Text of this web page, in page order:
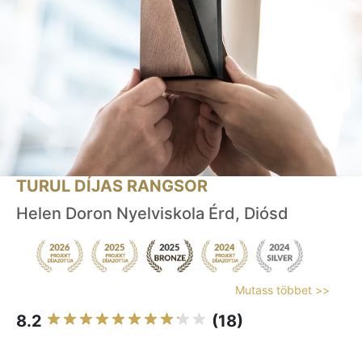
TURUL DÍJAS RANGSOR
Helen Doron Nyelviskola Érd, Diósd
Mutass többet >>
8.2 (18)